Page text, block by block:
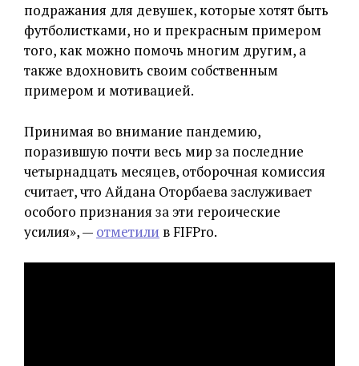
подражания для девушек, которые хотят быть
футболистками, но и прекрасным примером
того, как можно помочь многим другим, а
также вдохновить своим собственным
примером и мотивацией.
Принимая во внимание пандемию,
поразившую почти весь мир за последние
четырнадцать месяцев, отборочная комиссия
считает, что Айдана Оторбаева заслуживает
особого признания за эти героические
усилия», — отметили в FIFPro.